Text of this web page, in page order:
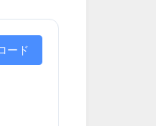
ード